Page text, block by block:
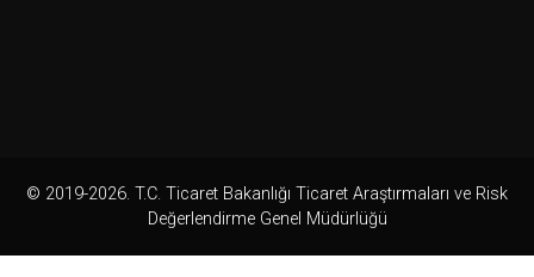
© 2019-2026. T.C. Ticaret Bakanlığı Ticaret Araştırmaları ve Risk
Değerlendirme Genel Müdürlüğü